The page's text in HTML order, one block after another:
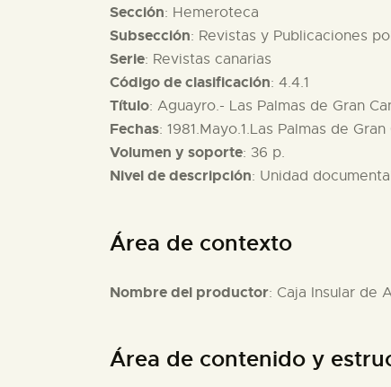
Sección: Hemeroteca
Subsección: Revistas y Publicaciones
Serie: Revistas canarias
Código de clasificación: 4.4.1
Título: Aguayro.- Las Palmas de Gran
Fechas: 1981.Mayo.1.Las Palmas de Gran
Volumen y soporte: 36 p.
Nivel de descripción: Unidad
Área de contexto
Nombre del productor: Caja Insular de
Área de contenido y